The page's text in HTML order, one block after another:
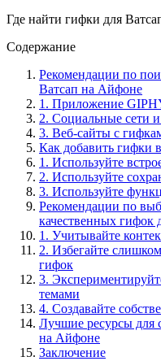
Где найти гифки для
Содержание
Рекомендации по
Ватсап на Айфоне
1. Приложение
2. Социальные сети
3. Веб-сайты с
Как добавить гифки
1. Используйте
2. Используйте
3. Используйте
Рекомендации по
качественных гифок
1. Учитывайте
2. Избегайте
гифок
3.
темами
4. Создавайте
Лучшие ресурсы для
на Айфоне
Заключение